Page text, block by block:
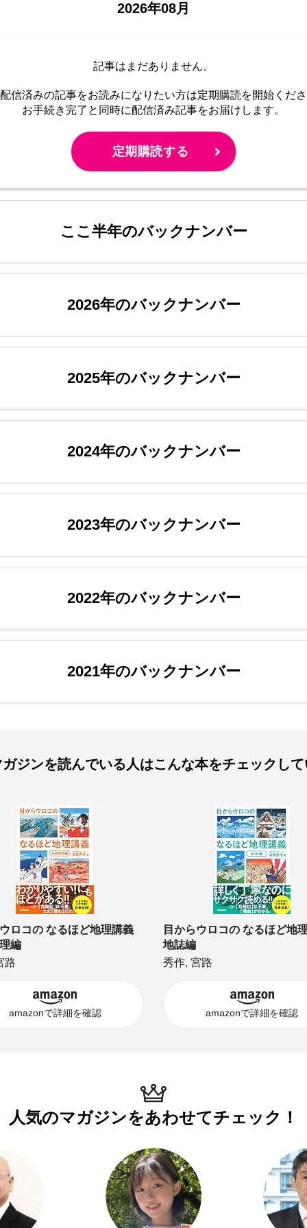
2026年08月
記事はまだありません。
信済みの記事をお読みになりたい方は定期購読を開始くだ
お手続き完了と同時に配信済み記事をお届けします。
定期購読する
ここ半年のバックナンバー
2026年のバックナンバー
2025年のバックナンバー
2024年のバックナンバー
2023年のバックナンバー
2022年のバックナンバー
2021年のバックナンバー
ジンを読んでいる人はこんな本をチェックし
ロコの なるほど地理講義
編
路
amazonで詳細を確認
目からウロコの なるほど地
地誌編
秀作, 宮路
amazonで詳細を確認
人気のマガジンをあわせてチェック！